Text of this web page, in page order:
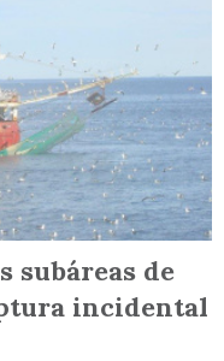
subáreas de
incidental